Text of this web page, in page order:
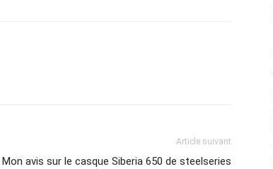
Article suivant
Mon avis sur le casque Siberia 650 de steelseries